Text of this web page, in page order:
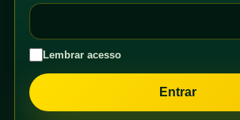
Lembrar acesso